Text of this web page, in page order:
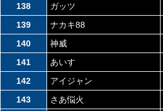
138
ガッツ
139
ナカキ88
140
神威
141
あいす
142
アイジャン
143
さあ悩火